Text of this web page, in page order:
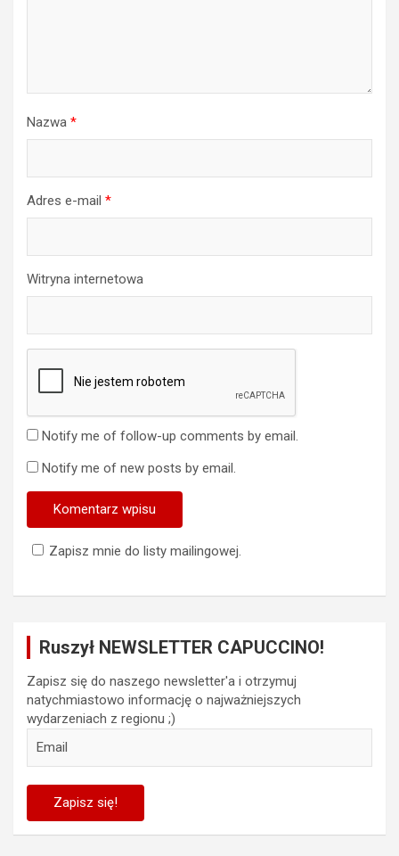
Nazwa *
Adres e-mail *
Witryna internetowa
Notify me of follow-up comments by email.
Notify me of new posts by email.
Zapisz mnie do listy mailingowej.
Ruszył NEWSLETTER CAPUCCINO!
Zapisz się do naszego newsletter'a i otrzymuj
natychmiastowo informację o najważniejszych
wydarzeniach z regionu ;)